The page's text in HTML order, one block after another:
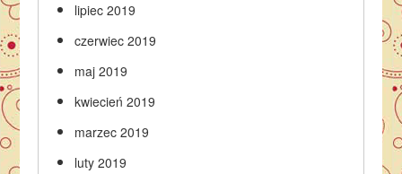
lipiec 2019
czerwiec 2019
maj 2019
kwiecień 2019
marzec 2019
luty 2019